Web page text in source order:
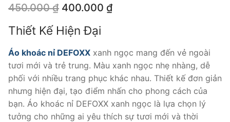
450.000₫ Giá
là:
450.000 ₫.
400.000 ₫Giá
400.000 ₫.
Thiết Kế Hiện Đại
Áo khoác nỉ DEFOXX xanh ngọc mang đến vẻ ngoài
tươi mới và trẻ trung. Màu xanh ngọc nhẹ nhàng, dễ
phối với nhiều trang phục khác nhau. Thiết kế đơn giản
nhưng hiện đại, tạo điểm nhấn cho phong cách của
bạn. Áo khoác nỉ DEFOXX xanh ngọc là lựa chọn lý
tưởng cho những ai yêu thích sự tươi mới và thời